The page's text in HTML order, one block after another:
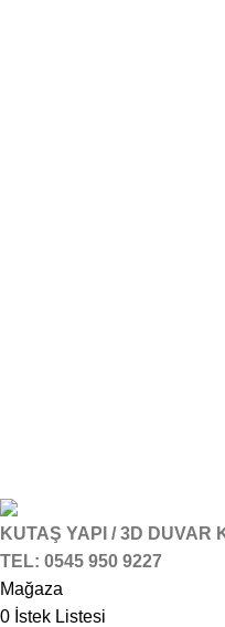
KUTAŞ YAPI / 3D DUVAR
TEL: 0545 950 9227
Mağaza
0 İstek Listesi